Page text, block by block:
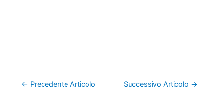
Navigazione
← Precedente Articolo Successivo Articolo →